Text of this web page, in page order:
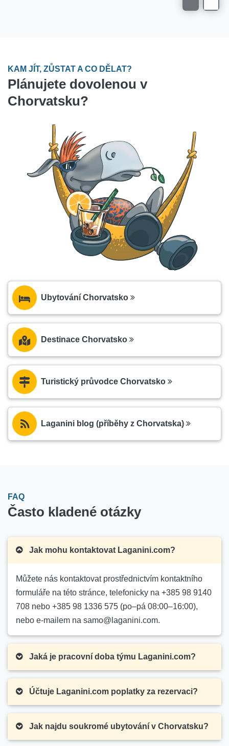
KAM JÍT, ZŮSTAT A CO DĚLAT?
Plánujete dovolenou v
Chorvatsku?
Ubytování Chorvatsko
Destinace Chorvatsko
Turistický průvodce Chorvatsko
Laganini blog (příběhy z Chorvatska)
FAQ
Často kladené otázky
Jak mohu kontaktovat Laganini.com?
Můžete nás kontaktovat prostřednictvím kontaktního
formuláře na této stránce, telefonicky na +385 98 9140
708 nebo +385 98 1336 575 (po–pá 08:00–16:00),
nebo e-mailem na samo@laganini.com.
Jaká je pracovní doba týmu Laganini.com?
Účtuje Laganini.com poplatky za rezervaci?
Jak najdu soukromé ubytování v Chorvatsku?